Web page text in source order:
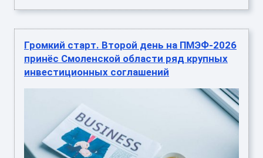
Громкий старт. Второй день на ПМЭФ-2026
принёс Смоленской области ряд крупных
инвестиционных соглашений